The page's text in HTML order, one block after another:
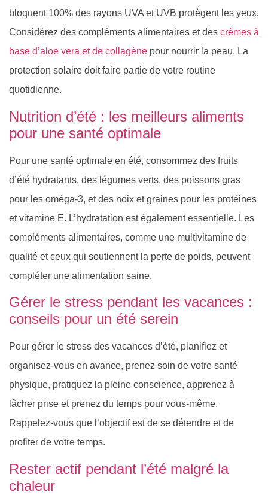
bloquent 100% des rayons UVA et UVB protègent les yeux.
Considérez des compléments alimentaires et des crèmes à
base d’aloe vera et de collagène pour nourrir la peau. La
protection solaire doit faire partie de votre routine
quotidienne.
Nutrition d’été : les meilleurs aliments
pour une santé optimale
Pour une santé optimale en été, consommez des fruits
d’été hydratants, des légumes verts, des poissons gras
pour les oméga-3, et des noix et graines pour les protéines
et vitamine E. L’hydratation est également essentielle. Les
compléments alimentaires, comme une multivitamine de
qualité et ceux qui soutiennent la perte de poids, peuvent
compléter une alimentation saine.
Gérer le stress pendant les vacances :
conseils pour un été serein
Pour gérer le stress des vacances d’été, planifiez et
organisez-vous en avance, prenez soin de votre santé
physique, pratiquez la pleine conscience, apprenez à
lâcher prise et prenez du temps pour vous-même.
Rappelez-vous que l’objectif est de se détendre et de
profiter de votre temps.
Rester actif pendant l’été malgré la
chaleur